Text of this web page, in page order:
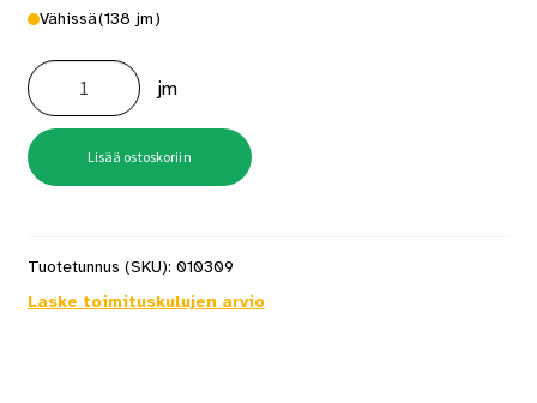
Vähissä(138 jm)
Mitallistettu
48x223
C24
määrä
jm
Lisää ostoskoriin
Tuotetunnus (SKU): 010309
Laske toimituskulujen arvio